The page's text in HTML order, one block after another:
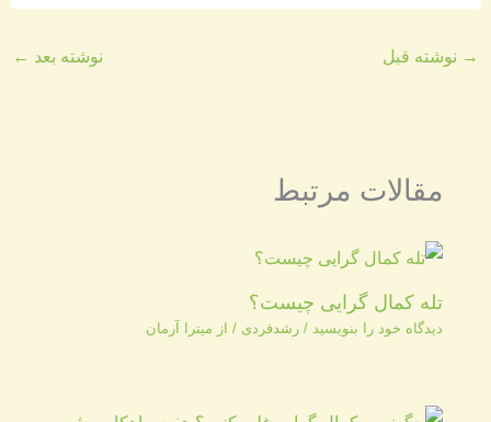
→ نوشته قبل نوشته بعد ←
مقالات مرتبط
تله کمال گرایی چیست؟
دیدگاه‌ خود را بنویسید / رشدفردی / از میترا آرمان